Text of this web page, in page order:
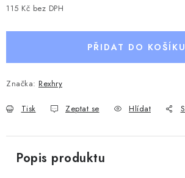
115 Kč bez DPH
PŘIDAT DO KOŠÍKU
Značka: Rexhry
Tisk Zeptat se Hlídat
Popis produktu